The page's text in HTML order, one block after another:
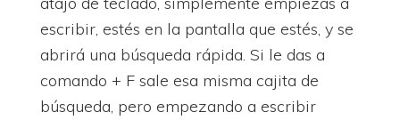
escribir, estés en la pantalla que estés, y se
abrirá una búsqueda rápida. Si le das a
comando + F sale esa misma cajita de
búsqueda, pero empezando a escribir